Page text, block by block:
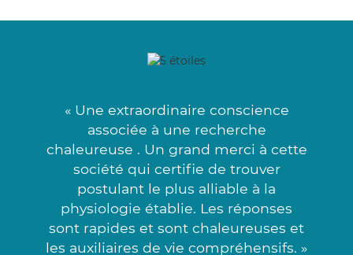
« Une extraordinaire conscience
associée à une recherche
chaleureuse . Un grand merci à cette
société qui certifie de trouver
postulant le plus alliable à la
physiologie établie. Les réponses
sont rapides et sont chaleureuses et
les auxiliaires de vie compréhensifs. »